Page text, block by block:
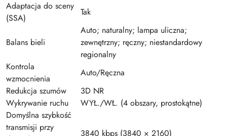
Adaptacja do sceny
(SSA)
Tak
Balans bieli
Auto; naturalny; lampa uliczna;
zewnętrzny; ręczny; niestandardowy
regionalny
Kontrola
wzmocnienia
Auto/Ręczna
Redukcja szumów
3D NR
Wykrywanie ruchu
WYŁ./WŁ. (4 obszary, prostokątne)
Domyślna szybkość
transmisji przy
3840 kbps (3840 × 2160)